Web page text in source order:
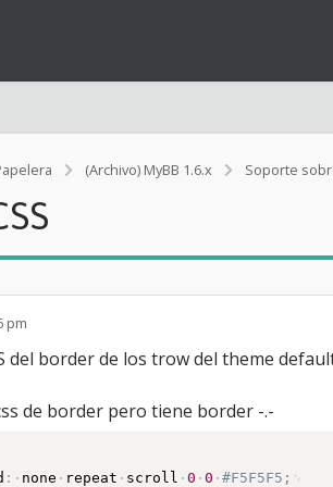
(Archivo) MyBB 1.6.x Soporte
pm
del border de los trow del theme
de border pero tiene border -.-
: none repeat scroll 0 0
#F5F5F5;